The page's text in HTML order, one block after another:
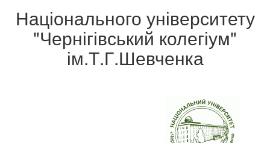
Національного університету
"Чернігівський колегіум"
ім.Т.Г.Шевченка